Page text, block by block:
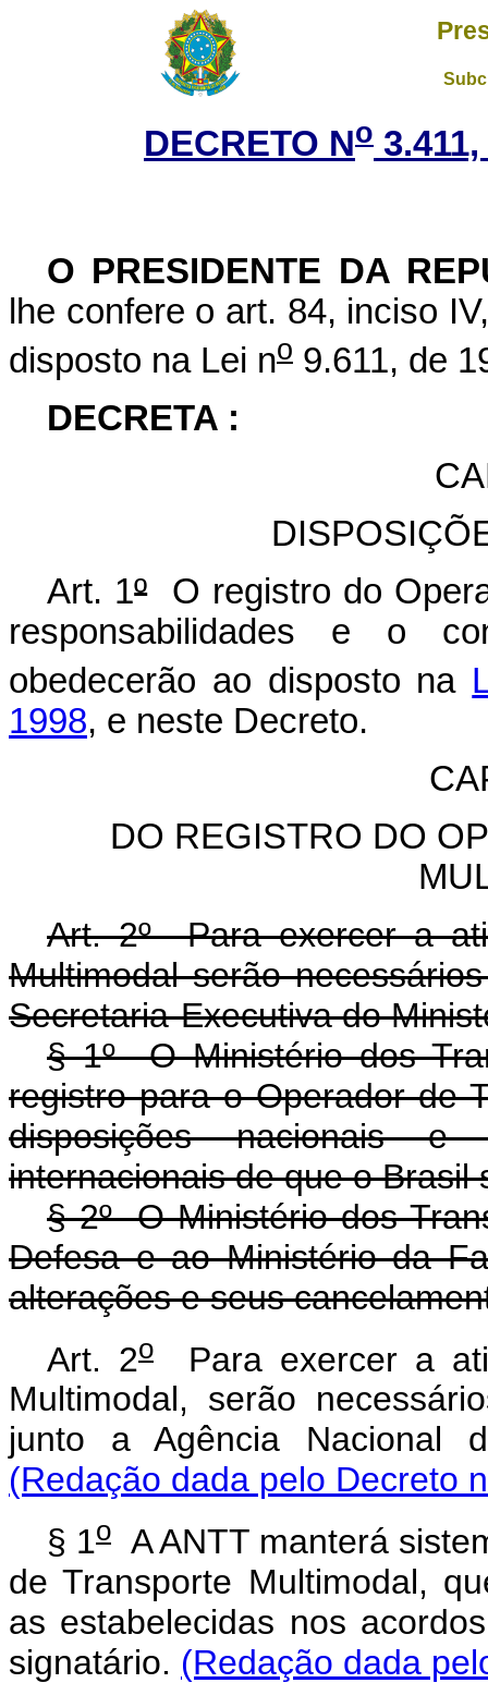
DECRETO No
O PRESIDENTE DA
lhe confere o art. 84, inciso
disposto na Lei no 9.611, de
DECRETA :
Art. 1ºO registro do
responsabilidades e o
obedecerão ao disposto na
1998, e neste Decreto.
DO REGISTRO DO
Art. 2º Para exercer a
Multimodal serão
Secretaria-Executiva do
§ 1º O Ministério dos
registro para o Operador de
disposições nacionais
internacionais de que o Brasil
§ 2º O Ministério dos
Defesa e ao Ministério da
alterações e seus
Art. 2o Para exercer a
Multimodal, serão
junto a Agência Nacional
(Redação dada pelo Decreto
§ 1o A ANTT manterá
de Transporte Multimodal,
as estabelecidas nos
signatário. (Redação dada